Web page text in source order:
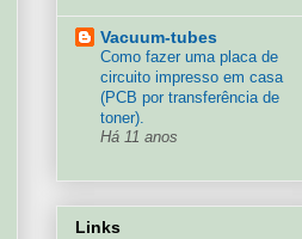
Vacuum-tubes
Como fazer uma placa de
circuito impresso em casa
(PCB por transferência de
toner).
Há 11 anos
Links